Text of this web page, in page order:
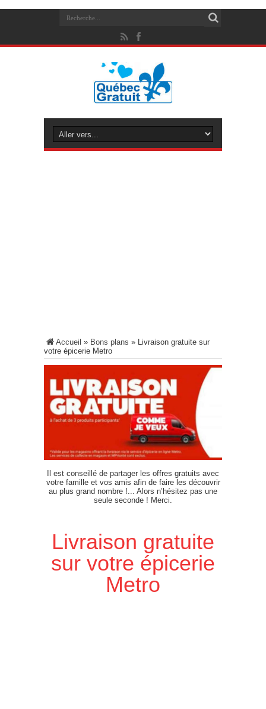
Accueil » Bons plans » Livraison gratuite sur
votre épicerie Metro
Il est conseillé de partager les offres gratuits avec
votre famille et vos amis afin de faire les découvrir
au plus grand nombre !... Alors n’hésitez pas une
seule seconde ! Merci.
Livraison gratuite
sur votre épicerie
Metro